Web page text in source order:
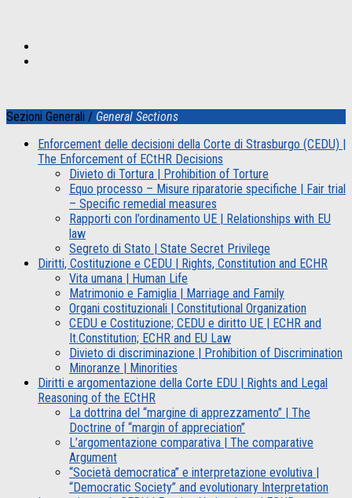
Sezioni Generali / General Sections
Enforcement delle decisioni della Corte di Strasburgo (CEDU) |
The Enforcement of ECtHR Decisions
Divieto di Tortura | Prohibition of Torture
Equo processo – Misure riparatorie specifiche | Fair trial
– Specific remedial measures
Rapporti con l’ordinamento UE | Relationships with EU
law
Segreto di Stato | State Secret Privilege
Diritti, Costituzione e CEDU | Rights, Constitution and ECHR
Vita umana | Human Life
Matrimonio e Famiglia | Marriage and Family
Organi costituzionali | Constitutional Organization
CEDU e Costituzione; CEDU e diritto UE | ECHR and
It.Constitution; ECHR and EU Law
Divieto di discriminazione | Prohibition of Discrimination
Minoranze | Minorities
Diritti e argomentazione della Corte EDU | Rights and Legal
Reasoning of the ECtHR
La dottrina del “margine di apprezzamento” | The
Doctrine of “margin of appreciation”
L’argomentazione comparativa | The comparative
Argument
“Società democratica” e interpretazione evolutiva |
“Democratic Society” and evolutionary Interpretation